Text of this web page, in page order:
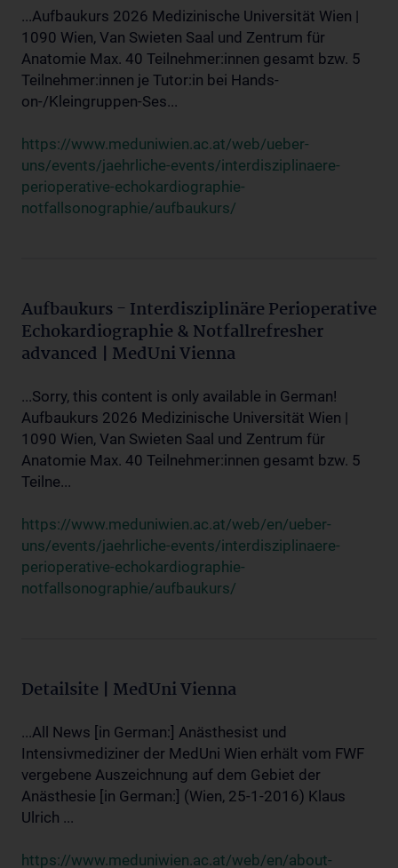
...Aufbaukurs 2026 Medizinische Universität Wien |
1090 Wien, Van Swieten Saal und Zentrum für
Anatomie Max. 40 Teilnehmer:innen gesamt bzw. 5
Teilnehmer:innen je Tutor:in bei Hands-
on-/Kleingruppen-Ses...
https://www.meduniwien.ac.at/web/ueber-
uns/events/jaehrliche-events/interdisziplinaere-
perioperative-echokardiographie-
notfallsonographie/aufbaukurs/
Aufbaukurs - Interdisziplinäre Perioperative
Echokardiographie & Notfallrefresher
advanced | MedUni Vienna
...Sorry, this content is only available in German!
Aufbaukurs 2026 Medizinische Universität Wien |
1090 Wien, Van Swieten Saal und Zentrum für
Anatomie Max. 40 Teilnehmer:innen gesamt bzw. 5
Teilne...
https://www.meduniwien.ac.at/web/en/ueber-
uns/events/jaehrliche-events/interdisziplinaere-
perioperative-echokardiographie-
notfallsonographie/aufbaukurs/
Detailsite | MedUni Vienna
...All News [in German:] Anästhesist und
Intensivmediziner der MedUni Wien erhält vom FWF
vergebene Auszeichnung auf dem Gebiet der
Anästhesie [in German:] (Wien, 25-1-2016) Klaus
Ulrich ...
https://www.meduniwien.ac.at/web/en/about-